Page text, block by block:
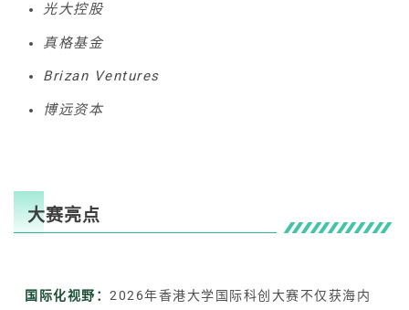
光大控股
真格基金
Brizan Ventures
博远资本
大赛亮点
国际化视野： 2026年香港大学国际科创大赛不仅获海内